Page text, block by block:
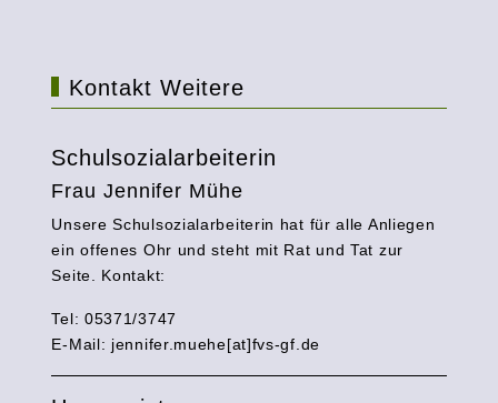
Kontakt Weitere
Schulsozialarbeiterin
Frau Jennifer Mühe
Unsere Schulsozialarbeiterin hat für alle Anliegen
ein offenes Ohr und steht mit Rat und Tat zur
Seite. Kontakt:
Tel: 05371/3747
E-Mail: jennifer.muehe[at]fvs-gf.de